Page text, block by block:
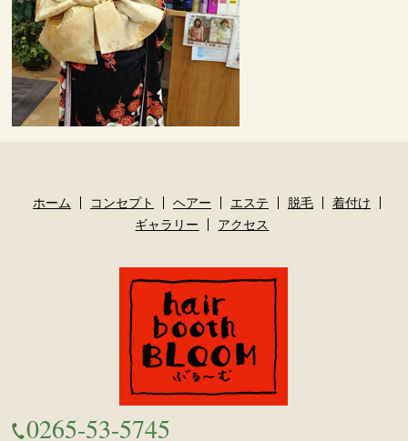
ホーム コンセプト ヘアー エステ 脱毛
着付け
ギャラリー
アクセス
0265-53-5745